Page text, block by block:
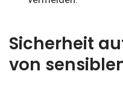
Sicherheit
von